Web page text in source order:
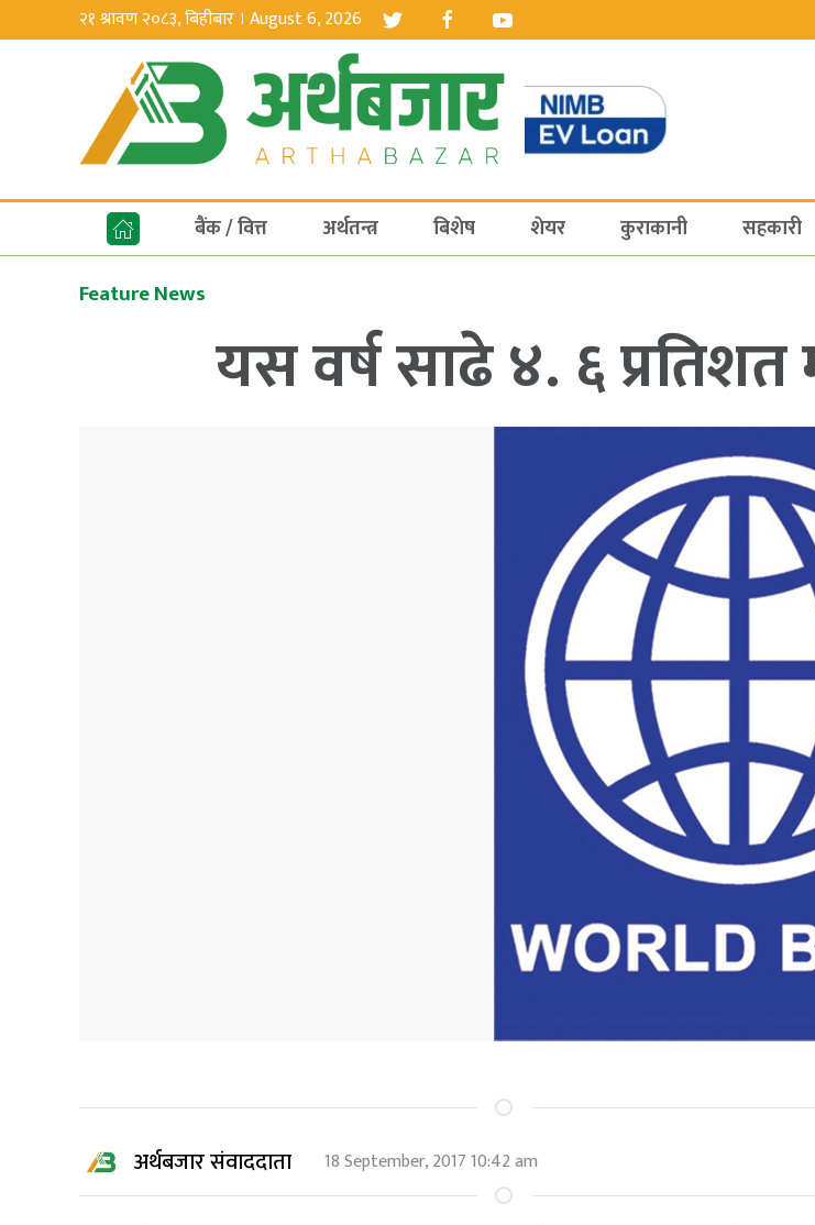
२१ श्रावण २०८३, बिहीबार । August 6, 2026
बैंक / वित्त अर्थतन्त्र बिशेष शेयर कुराकानी सहकारी
Feature News
यस वर्ष साढे ४. ६ प्रतिशत
अर्थबजार संवाददाता 18 September, 2017 10:42 am